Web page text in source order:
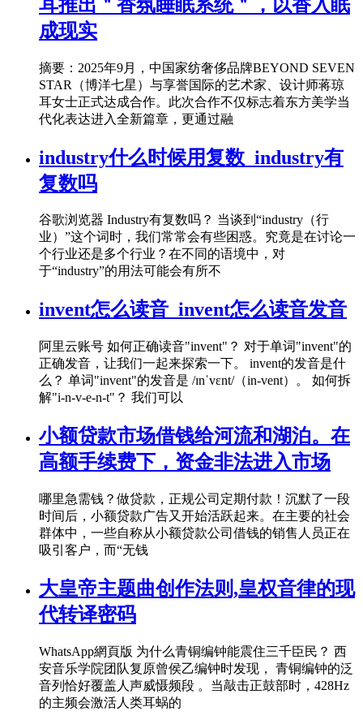
耳推出＂香氛睡眠系统＂，以香入眠
成现实
摘要：2025年9月，中国家纺奢侈品牌BEYOND SEVEN
STAR（博洋七星）与享誉国际的艺术家、设计师蒋琼
耳女士正式达成合作。此次合作不仅标志着东方美学当
代化表达进入全新篇章，更通过融
industry什么时候用复数_industry有
复数吗
谷歌浏览器 Industry有复数吗？ 当谈到“industry（行
业）”这个词时，我们常常会有些困惑。究竟是在讨论一
个行业还是多个行业？在不同的语境中，对
于“industry”的用法可能会有所不
invent怎么读音_invent怎么读音发音
阿里云账号 如何正确读音"invent"？ 对于单词"invent"的
正确发音，让我们一起来探索一下。 invent的发音是什
么？ 单词"invent"的发音是 /ɪnˈvɛnt/（in-vent）。 如何拆
解"i-n-v-e-n-t"？ 我们可以
小额贷款市场借钱给河流和湖泊。在
高额手续费下，资金非法进入市场
哪里急需钱？做贷款，正规公司定期付款！沉默了一段
时间后，小额贷款广告又开始活跃起来。在主要的社会
群体中，一些自称从小额贷款公司借钱的销售人员正在
吸引客户，而“无钱
大皇帝主题曲创作法则,皇权音律的现
代转译密码
WhatsApp網頁版 为什么青铜编钟能震住三千臣民？ 西
安音乐学院团队复原曾侯乙编钟时发现， 青铜编钟的泛
音列恰好覆盖人声威慑频段 。当敲击正鼓部时，428Hz
的主频会激活人类耳蜗的